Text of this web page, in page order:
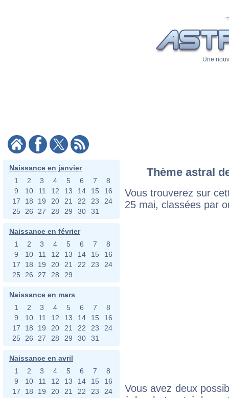
Une
Naissance en janvier
1
2 3 4 5 6 7
8
9
10 11 12 13 14 15
16
17
18 19 20 21 22 23
24
25
26 27 28 29 30 31
Naissance en février
1
2 3 4 5 6 7
8
9
10 11 12 13 14 15
16
17
18 19 20 21 22 23
24
25
26 27 28 29
Naissance en mars
1
2 3 4 5 6 7
8
9
10 11 12 13 14 15
16
17
18 19 20 21 22 23
24
25
26 27 28 29 30 31
Naissance en avril
1
2 3 4 5 6 7
8
9
10 11 12 13 14 15
16
17
18 19 20 21 22 23
24
Thème astral
Vous trouverez sur
25 mai, classées par
Vous avez deux